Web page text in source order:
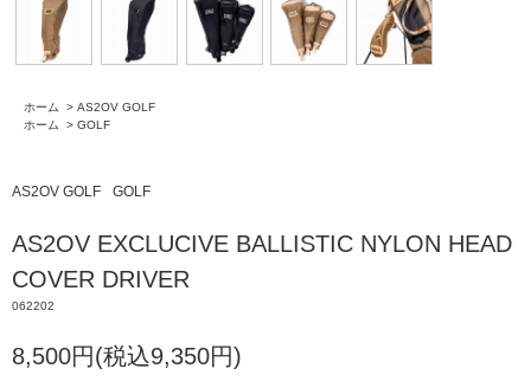
ホーム > AS2OV GOLF
ホーム
> GOLF
AS2OV GOLF GOLF
AS2OV EXCLUCIVE BALLISTIC NYLON HEAD
COVER DRIVER
062202
8,500円(税込9,350円)